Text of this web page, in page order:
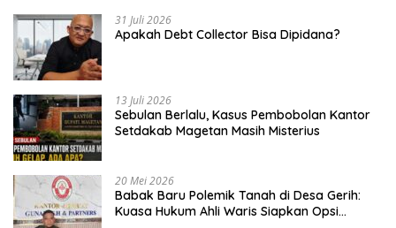
31 Juli 2026
Apakah Debt Collector Bisa Dipidana?
13 Juli 2026
Sebulan Berlalu, Kasus Pembobolan Kantor
Setdakab Magetan Masih Misterius
20 Mei 2026
Babak Baru Polemik Tanah di Desa Gerih:
Kuasa Hukum Ahli Waris Siapkan Opsi